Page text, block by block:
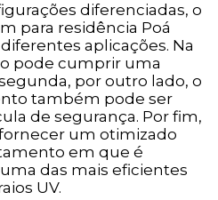
diferenciadas, o
para residência Poá
aplicações. Na
pode cumprir uma
por outro lado, o
também pode ser
de segurança. Por fim,
um otimizado
em que é
das mais eficientes
UV.